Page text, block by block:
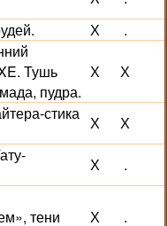
Х .
Тушь
пудра.
Х Х
стика Х Х
Х .
тени
Х .